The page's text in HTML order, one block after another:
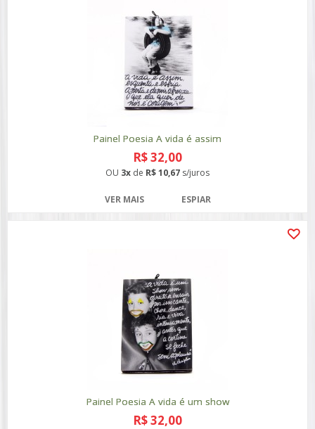
Painel Poesia A vida é assim
R$ 32,00
OU 3x de R$ 10,67 s/juros
VER MAIS ESPIAR
Painel Poesia A vida é um show
R$ 32,00